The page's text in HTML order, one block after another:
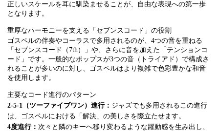
正しいスケールを耳に馴染ませることが、自由な表現への第一歩
となります。
重厚なハーモニーを支える「セブンスコード」の役割
ゴスペルの伴奏やコーラスで多用されるのが、4つの音を重ねる
「セブンスコード（7th）」や、さらに音を加えた「テンションコ
ード」です。一般的なポップスが3つの音（トライアド）で構成さ
れることが多いのに対し、ゴスペルはより複雑で色彩豊かな和音
を使用します。
主要なコード進行のパターン
2-5-1（ツーファイブワン）進行： ジャズでも多用されるこの進行
は、ゴスペルにおける「解決」の美しさを際立たせます。
4度進行： 次々と隣のキーへ移り変わるような躍動感を生み出し、